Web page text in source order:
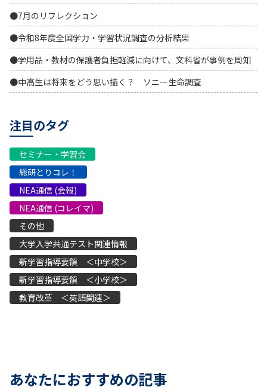
●7月のリフレクション
●令和8年度全国学力・学習状況調査の分析結果
●学用品・教材の保護者負担軽減に向けて、文科省が事例を周知
●中高生は将来をどう思い描く？ ソニー生命調査
注目のタグ
セミナー・学習会
総研とりコレ！
NEA通信 (会報)
NEA通信 (コレイマ)
その他
大学入学共通テスト関連情報
新学習指導要領 ＜中学校＞
新学習指導要領 ＜小学校＞
教育改革 ＜英語関連＞
あなたにおすすめの記事